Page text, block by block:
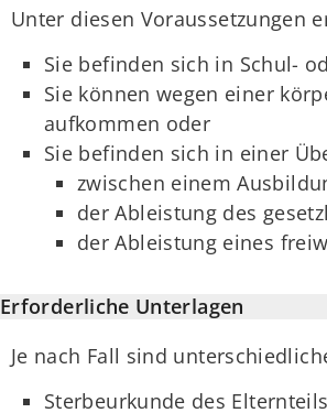
Unter diesen Voraussetzungen
Sie befinden sich in Schul-
Sie können wegen einer
aufkommen oder
Sie befinden sich in einer
zwischen einem
der Ableistung des
der Ableistung eines
Erforderliche Unterlagen
Je nach Fall sind
Sterbeurkunde des Elternteils